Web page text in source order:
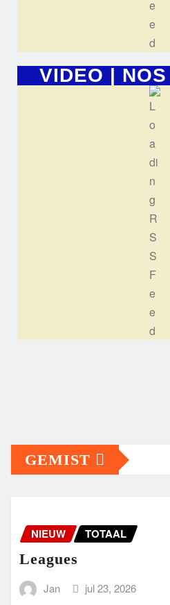
VIDEO |
GEMIST
NIEUW TOTAAL
Leagues
Jan jul 23, 2026